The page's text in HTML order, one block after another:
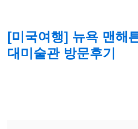
[미국여행] 뉴욕 맨해
대미술관 방문후기